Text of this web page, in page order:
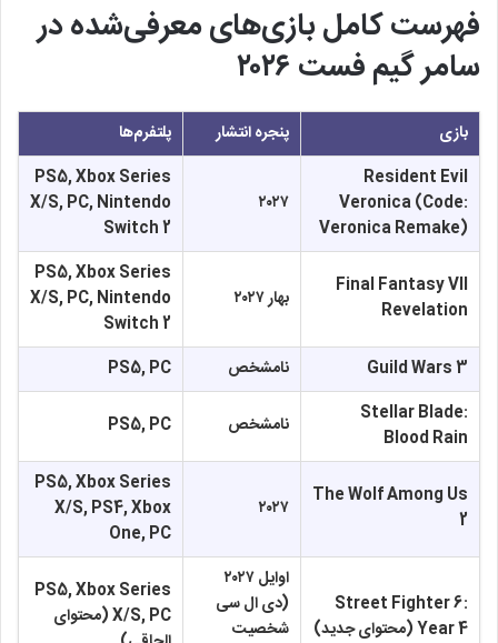
فهرست کامل بازی‌های معرفی‌شده در
سامر گیم فست ۲۰۲۶
بازی پنجره انتشار
پلتفرم‌ها
Resident Evil
Veronica (Code:
Veronica Remake)
۲۰۲۷
PS5, Xbox Series
X/S, PC, Nintendo
Switch 2
Final Fantasy VII
Revelation
بهار ۲۰۲۷
PS5, Xbox Series
X/S, PC, Nintendo
Switch 2
Guild Wars 3
نامشخص
PS5, PC
Stellar Blade:
Blood Rain
نامشخص PS5, PC
The Wolf Among Us
2
۲۰۲۷
PS5, Xbox Series
X/S, PS4, Xbox
One, PC
Street Fighter 6:
Year 4 (محتوای جدید)
اوایل ۲۰۲۷
(دی ال سی
شخصیت
PS5, Xbox Series
X/S, PC (محتوای